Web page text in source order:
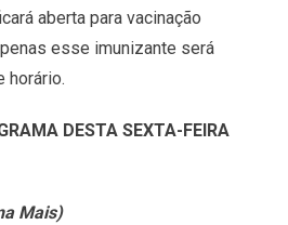
aberta para vacinação
esse imunizante será
horário.
DESTA SEXTA-FEIRA
Mais)